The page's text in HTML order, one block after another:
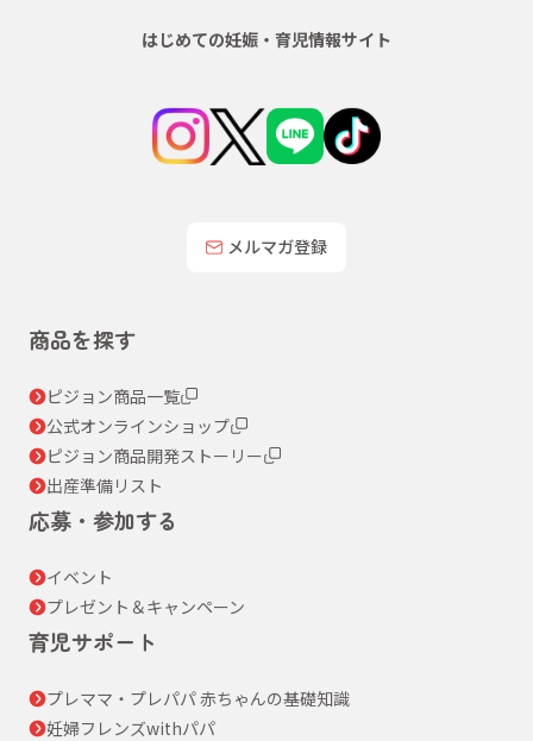
はじめての妊娠・育児情報サイト
メルマガ登録
商品を探す
ピジョン商品一覧
公式オンラインショップ
ピジョン商品開発ストーリー
出産準備リスト
応募・参加する
イベント
プレゼント＆キャンペーン
育児サポート
プレママ・プレパパ 赤ちゃんの基礎知識
妊婦フレンズwithパパ